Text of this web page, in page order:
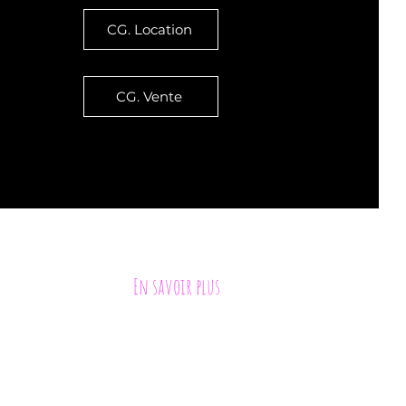
CG. Location
CG. Vente
En savoir plus